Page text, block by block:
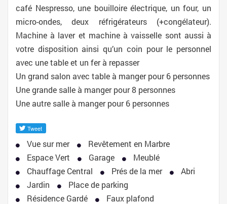
café Nespresso, une bouilloire électrique, un four, un
micro-ondes, deux réfrigérateurs (+congélateur).
Machine à laver et machine à vaisselle sont aussi à
votre disposition ainsi qu’un coin pour le personnel
avec une table et un fer à repasser
Un grand salon avec table à manger pour 6 personnes
Une grande salle à manger pour 8 personnes
Une autre salle à manger pour 6 personnes
Vue sur mer
Revêtement en Marbre
Espace Vert
Garage
Meublé
Chauffage Central
Prés de la mer
Abri
Jardin
Place de parking
Résidence Gardé
Faux plafond